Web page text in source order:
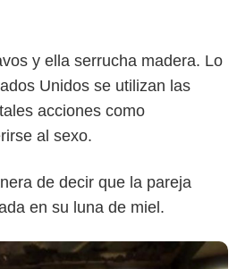
y ella serrucha madera. Lo
Unidos se utilizan las
acciones como
al sexo.
de decir que la pareja
en su luna de miel.